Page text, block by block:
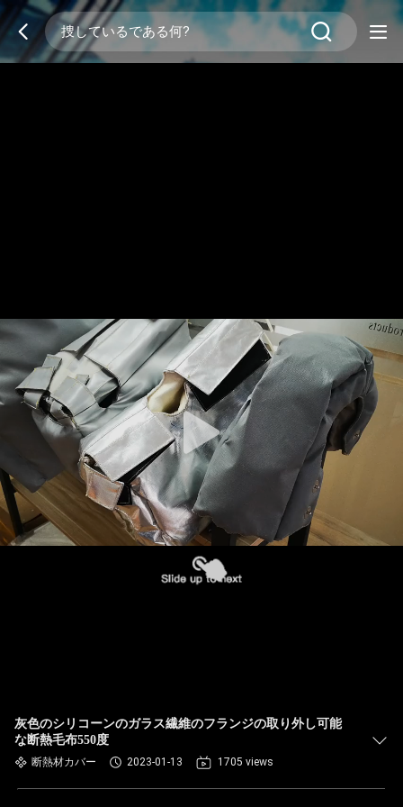
灰色のシリコーンのガラス繊維のフランジの取り外し可能
な断熱毛布550度
断熱材カバー 2023-01-13 1705 views